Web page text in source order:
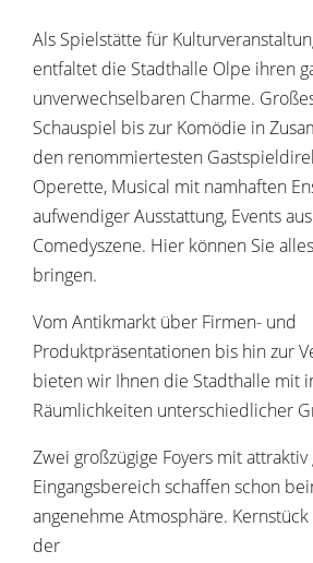
Als Spielstätte für
entfaltet die Stadthalle Olpe ihren
unverwechselbaren Charme.
Schauspiel bis zur Komödie in
den renommiertesten
Operette, Musical mit namhaften
aufwendiger Ausstattung, Events
Comedyszene. Hier können Sie
bringen.
Vom Antikmarkt über Firmen- und
Produktpräsentationen bis hin zur
bieten wir Ihnen die Stadthalle mit
Räumlichkeiten unterschiedlicher
Zwei großzügige Foyers mit
Eingangsbereich schaffen schon
angenehme Atmosphäre.
der